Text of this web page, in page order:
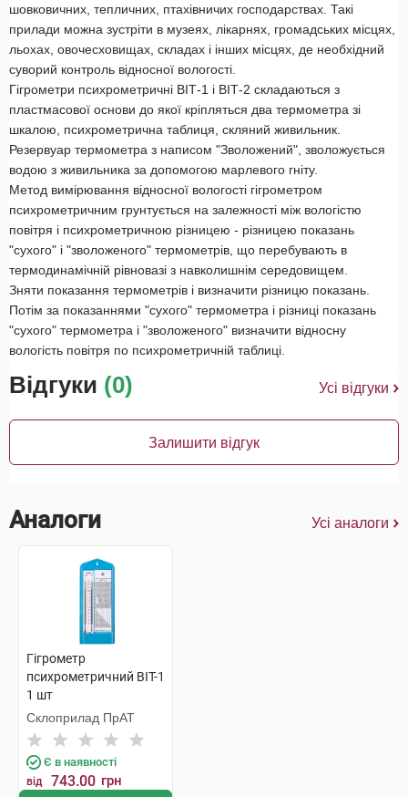
шовковичних, тепличних, птахівничих господарствах. Такі
прилади можна зустріти в музеях, лікарнях, громадських місцях,
льохах, овочесховищах, складах і інших місцях, де необхідний
суворий контроль відносної вологості.
Гігрометри психрометричні ВІТ-1 і ВІТ-2 складаються з
пластмасової основи до якої кріпляться два термометра зі
шкалою, психрометрична таблиця, скляний живильник.
Резервуар термометра з написом "Зволожений", зволожується
водою з живильника за допомогою марлевого гніту.
Метод вимірювання відносної вологості гігрометром
психрометричним грунтується на залежності між вологістю
повітря і психрометричною різницею - різницею показань
"сухого" і "зволоженого" термометрів, що перебувають в
термодинамічній рівновазі з навколишнім середовищем.
Зняти показання термометрів і визначити різницю показань.
Потім за показаннями "сухого" термометра і різниці показань
"сухого" термометра і "зволоженого" визначити відносну
вологість повітря по психрометричній таблиці.
Відгуки (0) Усі відгуки
Залишити відгук
Аналоги Усі аналоги
Гігрометр
психрометричний ВІТ-1
1 шт
Склоприлад ПрАТ
Є в наявності
від 743.00 грн